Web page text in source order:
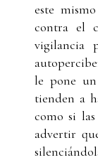
este
contra el
vigilancia
le pone un
tienden a
como si
advertir